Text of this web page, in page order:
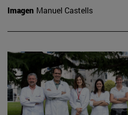
Imagen Manuel Castells